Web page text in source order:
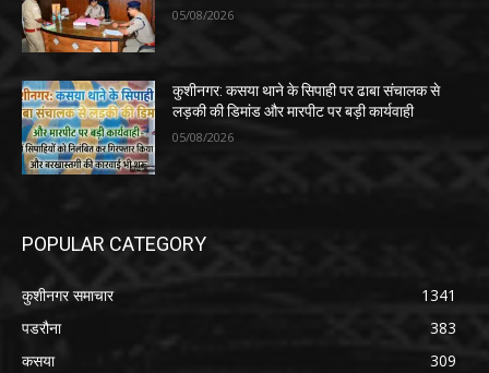
05/08/2026
कुशीनगर: कसया थाने के सिपाही पर ढाबा संचालक से
लड़की की डिमांड और मारपीट पर बड़ी कार्यवाही
05/08/2026
POPULAR CATEGORY
कुशीनगर समाचार
1341
पडरौना
383
कसया
309